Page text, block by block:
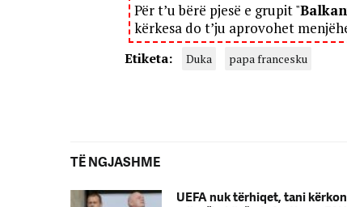
Për t’u bërë pjesë e grupit "
kërkesa do t’ju aprovohet
Etiketa: Duka papa francesku
TË NGJASHME
UEFA nuk tërhiqet, tani kërkon